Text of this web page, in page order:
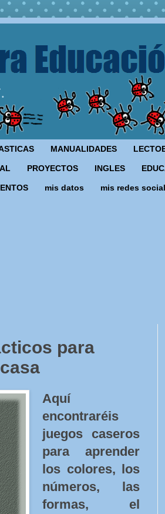
MANUALIDADES
PROYECTOS INGLES
mis datos mis redes
para
Aquí
encontraréis
juegos caseros
para aprender
los colores, los
números, las
formas, el